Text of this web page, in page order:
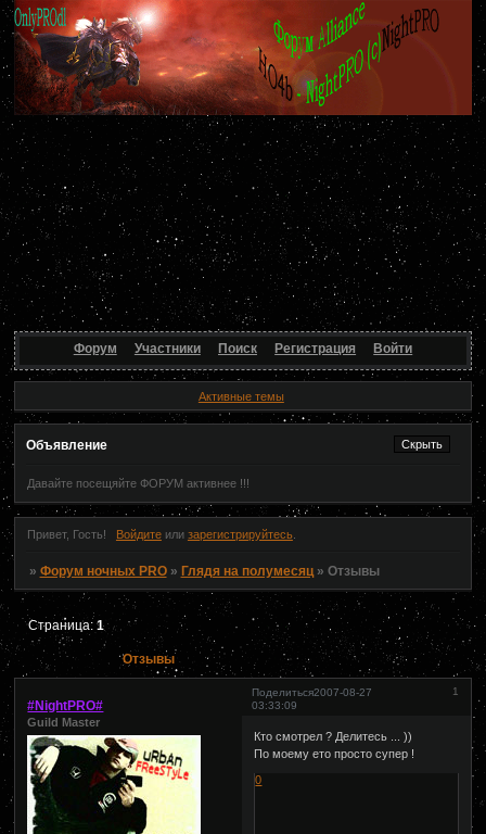
Форум Участники Поиск Регистрация Войти
Активные темы
Объявление
Давайте посещяйте ФОРУМ активнее !!!
Привет, Гость! Войдитеили зарегистрируйтесь.
» Форум ночных PRO » Глядя на полумесяц » Отзывы
Отзывы
Страница: 1
Поделиться 1
2007-08-27
03:33:09
#NightPRO#
Guild Master
Кто смотрел ? Делитесь ... ))
По моему ето просто супер !
0